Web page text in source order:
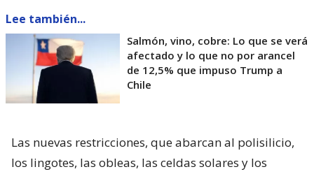
Lee también...
Salmón, vino, cobre: Lo que se verá
afectado y lo que no por arancel
de 12,5% que impuso Trump a
Chile
Las nuevas restricciones, que abarcan al polisilicio,
los lingotes, las obleas, las celdas solares y los